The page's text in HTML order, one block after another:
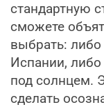
стандартную
сможете
выбрать:
Испании,
под солнцем.
сделать